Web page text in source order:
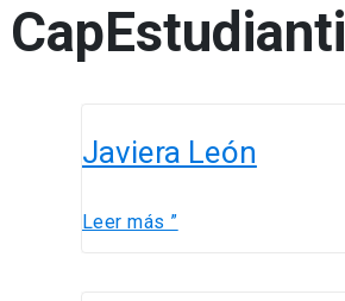
CapEstudiantil
Javiera León
León
Leer más ”